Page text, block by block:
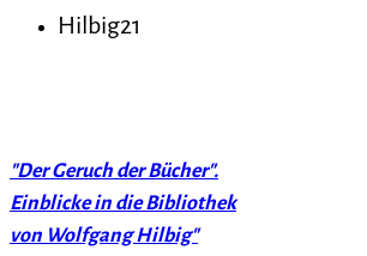
Hilbig21
"Der Geruch der Bücher".
Einblicke in die Bibliothek
von Wolfgang Hilbig"